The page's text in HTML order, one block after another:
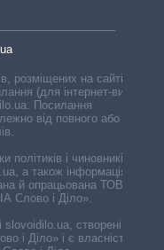
розміщених на сайті,
(для інтернет-видань
Посилання
від повного або
і чиновників,
а також інформація про
й опрацьована ТОВ «ІА
Слово і Діло».
створені ГО
і Діло» і є власністю